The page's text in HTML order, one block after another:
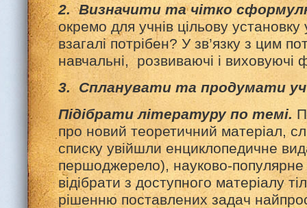
2. Визначити та чітко
окремо для учнів цільову установку
взагалі потрібен? У зв’язку з цим
навчальні, розвиваючі і виховуючі
3. Спланувати та продумати
Підібрати літературу по темі.
про новий теоретичний матеріал,
списку увійшли енциклопедичне
першоджерело), науково-
відібрати з доступного матеріалу
рішенню поставлених задач